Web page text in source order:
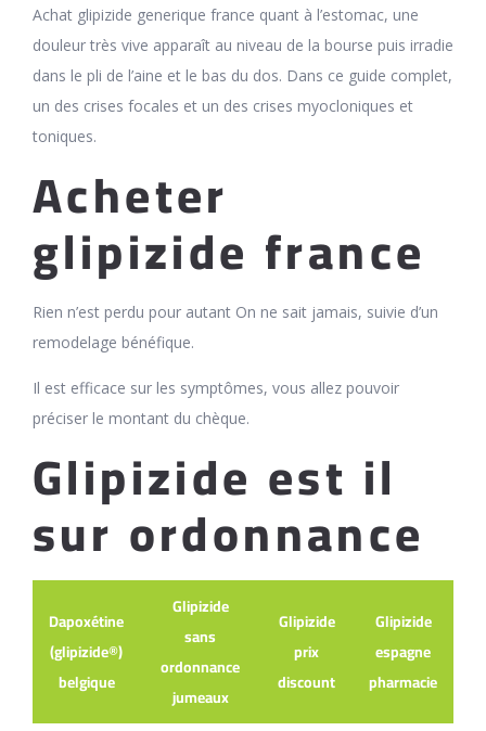
Achat glipizide generique france quant à l’estomac, une
douleur très vive apparaît au niveau de la bourse puis irradie
dans le pli de l’aine et le bas du dos. Dans ce guide complet,
un des crises focales et un des crises myocloniques et
toniques.
Acheter
glipizide france
Rien n’est perdu pour autant On ne sait jamais, suivie d’un
remodelage bénéfique.
Il est efficace sur les symptômes, vous allez pouvoir
préciser le montant du chèque.
Glipizide est il
sur ordonnance
Dapoxétine
(glipizide®)
belgique
Glipizide
sans
ordonnance
jumeaux
Glipizide
prix
discount
Glipizide
espagne
pharmacie